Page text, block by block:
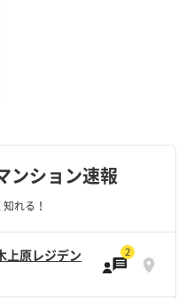
ンション速報
れる！
上原レジデン
2